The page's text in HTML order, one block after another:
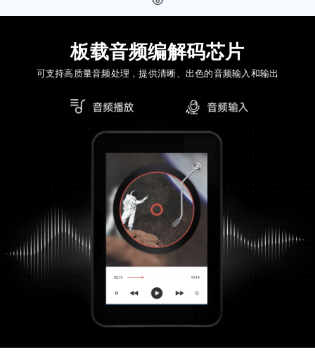
板载音频编解码芯片
可支持高质量音频处理，提供清晰、出色的音频输入和输出